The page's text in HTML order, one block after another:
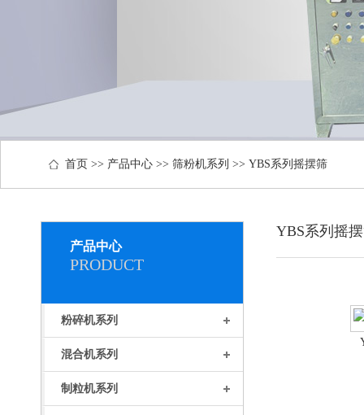
首页 >> 产品中心 >> 筛粉机系列 >> YBS系列摇摆筛
产品中心
PRODUCT
粉碎机系列
混合机系列
制粒机系列
YBS系列摇